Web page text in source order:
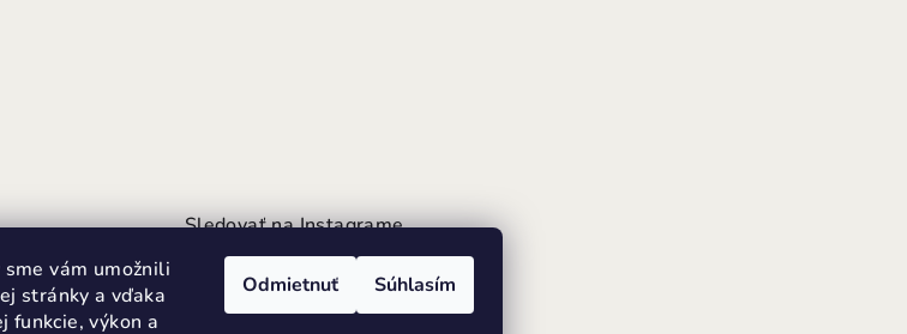
vám umožnili
stránky a vďaka
funkcie, výkon a
Odmietnuť Súhlasím
Sledovať na Instagrame